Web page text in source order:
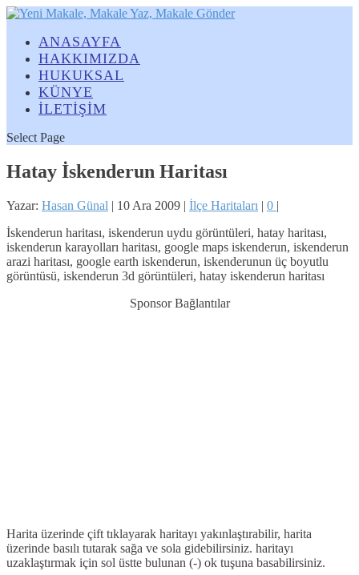
ANASAYFA
HAKKIMIZDA
HUKUKSAL
KÜNYE
İLETİŞİM
Select Page
Hatay İskenderun Haritası
Yazar: Hasan Günal | 10 Ara 2009 | İlçe Haritaları | 0 |
İskenderun haritası, iskenderun uydu görüntüleri, hatay haritası,
iskenderun karayolları haritası, google maps iskenderun, iskenderun
arazi haritası, google earth iskenderun, iskenderunun üç boyutlu
görüntüsü, iskenderun 3d görüntüleri, hatay iskenderun haritası
Sponsor Bağlantılar
Harita üzerinde çift tıklayarak haritayı yakınlaştırabilir, harita
üzerinde basılı tutarak sağa ve sola gidebilirsiniz. haritayı
uzaklaştırmak için sol üstte bulunan (-) ok tuşuna basabilirsiniz.